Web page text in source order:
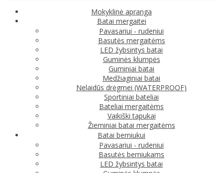
Mokyklinė apranga
Batai mergaitei
Pavasariui - rudeniui
Basutės mergaitėms
LED žybsintys batai
Guminės klumpės
Guminiai batai
Medžiaginiai batai
Nelaidūs drėgmei (WATERPROOF)
Sportiniai bateliai
Bateliai mergaitėms
Vaikiški tapukai
Žieminiai batai mergaitėms
Batai berniukui
Pavasariui - rudeniui
Basutės berniukams
LED žybsintys batai